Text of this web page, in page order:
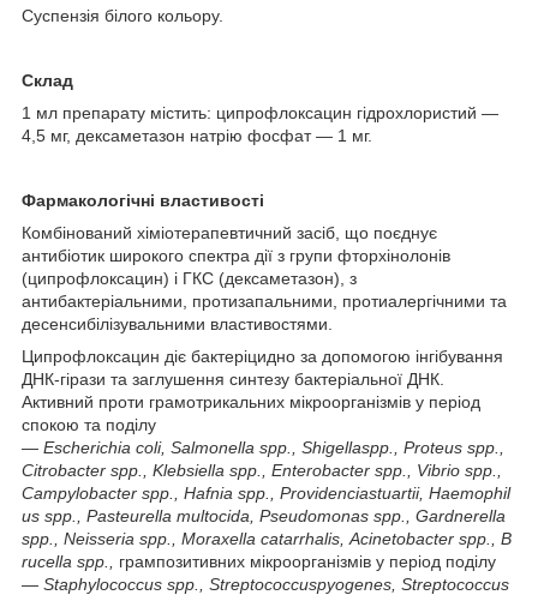
Суспензія білого кольору.
Склад
1 мл препарату містить: ципрофлоксацин гідрохлористий —
4,5 мг, дексаметазон натрію фосфат — 1 мг.
Фармакологічні властивості
Комбінований хіміотерапевтичний засіб, що поєднує
антибіотик широкого спектра дії з групи фторхінолонів
(ципрофлоксацин) і ГКС (дексаметазон), з
антибактеріальними, протизапальними, протиалергічними та
десенсибілізувальними властивостями.
Ципрофлоксацин діє бактеріцидно за допомогою інгібування
ДНК-гірази та заглушення синтезу бактеріальної ДНК.
Активний проти грамотрикальних мікроорганізмів у період
спокою та поділу
— Escherichia coli, Salmonella spp Shigellaspp Proteus spp
Citrobacter spp Klebsiella spp Enterobacter spp Vibrio spp
Campylobacter spp Hafnia spp Providenciastuartii, Haemophil
us spp Pasteurella multocida Pseudomonas spp
Gardnerella
spp
Neisseria spp Moraxella catarrhalis Acinetobacter spp
B
rucella spp
грампозитивних мікроорганізмів у період поділу
— Staphylococcus spp Streptococcuspyogenes Streptococcus